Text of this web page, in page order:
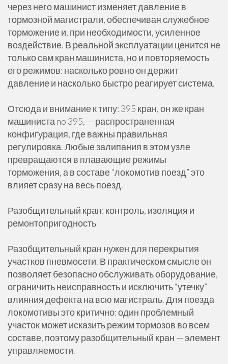
через него машинист изменяет давление в
тормозной магистрали, обеспечивая служебное
торможение и, при необходимости, усиленное
воздействие. В реальной эксплуатации ценится не
только сам кран машиниста, но и повторяемость
его режимов: насколько ровно он держит
давление и насколько быстро реагирует система.
Отсюда и внимание к типу: 395 кран, он же кран
машиниста no 395, — распространенная
конфигурация, где важны правильная
регулировка. Любые залипания в этом узле
превращаются в плавающие режимы
торможения, а в составе “локомотив поезд” это
влияет сразу на весь поезд.
Разобщительный кран: контроль, изоляция и
ремонтопригодность
Разобщительный кран нужен для перекрытия
участков пневмосети. В практическом смысле он
позволяет безопасно обслуживать оборудование,
ограничить неисправность и исключить “утечку”
влияния дефекта на всю магистраль. Для поезда
локомотивы это критично: один проблемный
участок может исказить режим тормозов во всем
составе, поэтому разобщительный кран — элемент
управляемости.